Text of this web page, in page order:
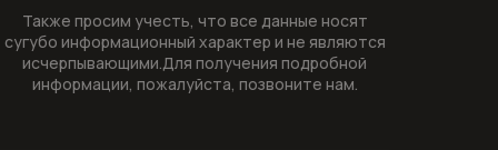
Также просим учесть, что все данные носят
сугубо информационный характер и не являются
исчерпывающими.Для получения подробной
информации, пожалуйста, позвоните нам.